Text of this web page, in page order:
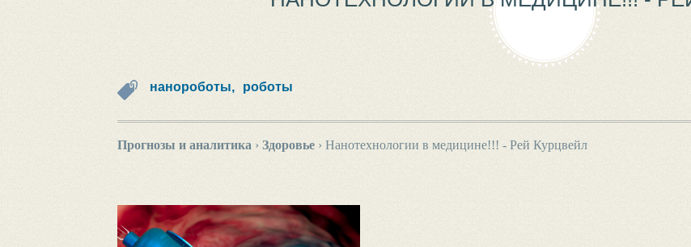
нанороботы, роботы
Прогнозы и аналитика › Здоровье› Нанотехнологии в медицине!!! - Рей Курцвейл